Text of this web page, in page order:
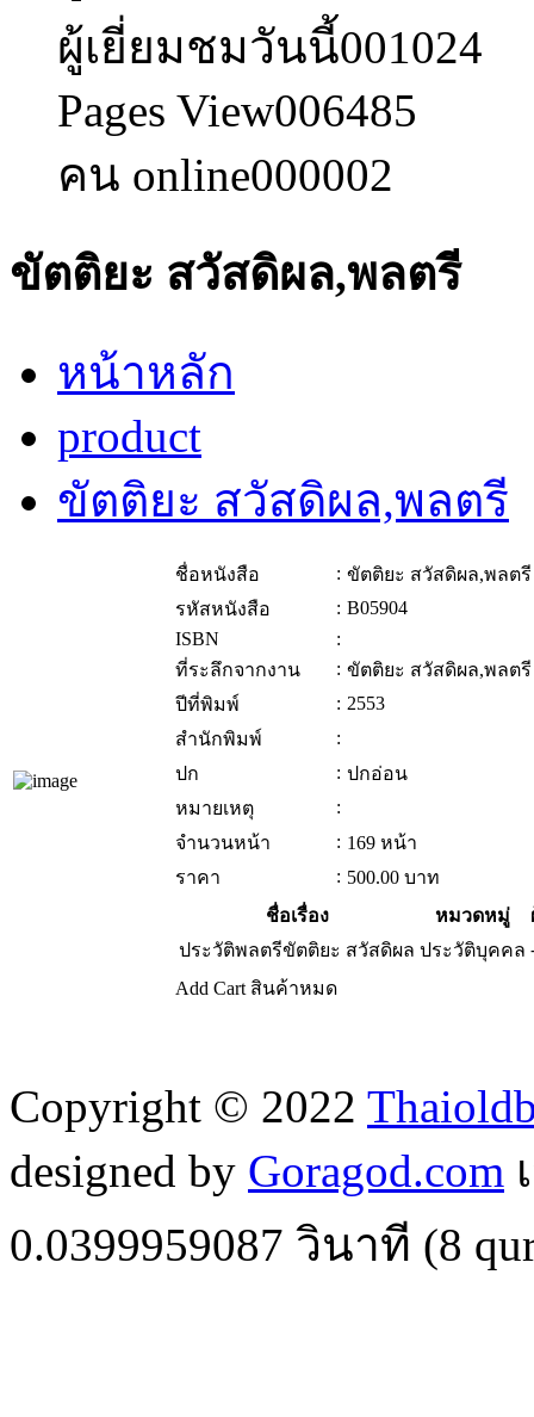
ผู้เยี่ยมชมวันนี้001024
Pages View006485
คน online000002
ขัตติยะ สวัสดิผล,พลตรี
หน้าหลัก
product
ขัตติยะ สวัสดิผล,พลตรี
ชื่อหนังสือ : ขัตติยะ สวัสดิผล,พลตรี
รหัสหนังสือ
: B05904
ISBN
:
ที่ระลึกจากงาน
: ขัตติยะ สวัสดิผล,พลตรี
ปีที่พิมพ์
: 2553
สำนักพิมพ์
:
ปก
: ปกอ่อน
หมายเหตุ
:
จำนวนหน้า
: 169 หน้า
ราคา
: 500.00 บาท
ชื่อเรื่อง
หมวดหมู่
ประวัติพลตรีขัตติยะ สวัสดิผล ประวัติบุคคล
Add Cart สินค้าหมด
Copyright © 2022
designed by Goragod.com
0.0399959087 วินาที (8